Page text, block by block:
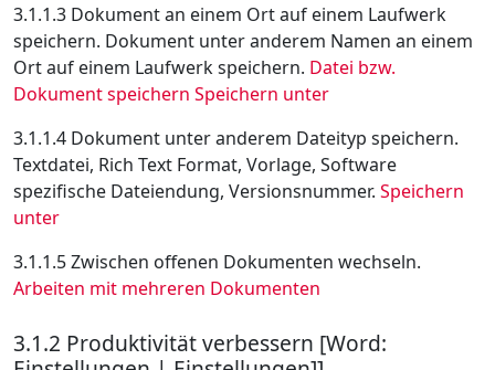
3.1.1.3 Dokument an einem Ort auf einem Laufwerk
speichern. Dokument unter anderem Namen an einem
Ort auf einem Laufwerk speichern. Datei bzw.
Dokument speichern Speichern unter
3.1.1.4 Dokument unter anderem Dateityp speichern.
Textdatei, Rich Text Format, Vorlage, Software
spezifische Dateiendung, Versionsnummer. Speichern
unter
3.1.1.5 Zwischen offenen Dokumenten wechseln.
Arbeiten mit mehreren Dokumenten
3.1.2 Produktivität verbessern [Word: